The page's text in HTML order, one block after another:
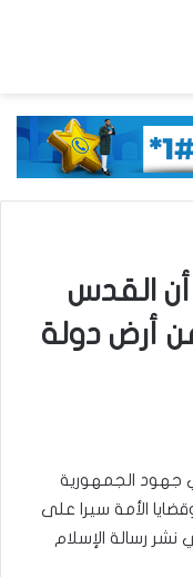
القدس
أرض دولة
جهود الجمهورية
الأمة سيرا على
رسالة الإسلام